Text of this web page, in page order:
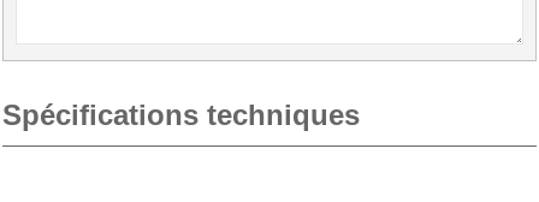
Spécifications techniques